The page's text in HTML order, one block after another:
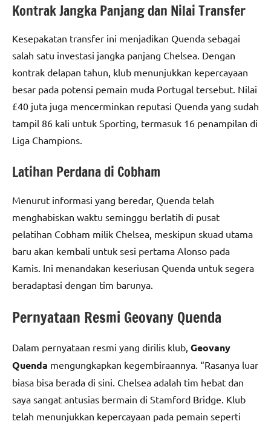
Kontrak Jangka Panjang dan Nilai Transfer
Kesepakatan transfer ini menjadikan Quenda sebagai
salah satu investasi jangka panjang Chelsea. Dengan
kontrak delapan tahun, klub menunjukkan kepercayaan
besar pada potensi pemain muda Portugal tersebut. Nilai
£40 juta juga mencerminkan reputasi Quenda yang sudah
tampil 86 kali untuk Sporting, termasuk 16 penampilan di
Liga Champions.
Latihan Perdana di Cobham
Menurut informasi yang beredar, Quenda telah
menghabiskan waktu seminggu berlatih di pusat
pelatihan Cobham milik Chelsea, meskipun skuad utama
baru akan kembali untuk sesi pertama Alonso pada
Kamis. Ini menandakan keseriusan Quenda untuk segera
beradaptasi dengan tim barunya.
Pernyataan Resmi Geovany Quenda
Dalam pernyataan resmi yang dirilis klub, Geovany
Quenda mengungkapkan kegembiraannya. “Rasanya luar
biasa bisa berada di sini. Chelsea adalah tim hebat dan
saya sangat antusias bermain di Stamford Bridge. Klub
telah menunjukkan kepercayaan pada pemain seperti